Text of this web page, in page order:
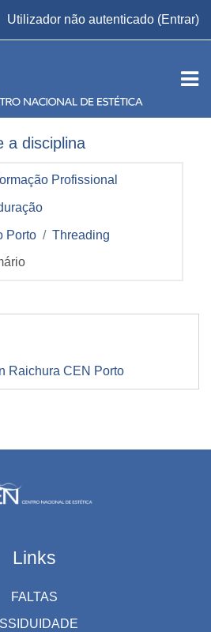
Utilizador não autenticado (Entrar)
a disciplina
Profissional
Porto Threading
Raichura CEN Porto
Links
FALTAS